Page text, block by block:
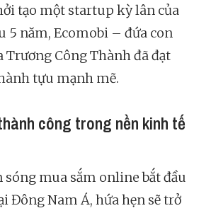
tạo một startup kỳ lân của
5 năm, Ecomobi – đứa con
Trương Công Thành đã đạt
tựu mạnh mẽ.
công trong nền kinh tế
sóng mua sắm online bắt đầu
Đông Nam Á, hứa hẹn sẽ trở